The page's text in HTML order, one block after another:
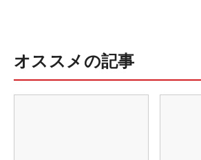
オススメの記事